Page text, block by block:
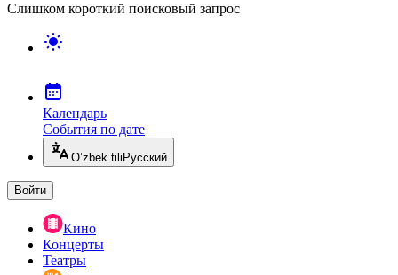
Слишком короткий поисковый запрос
Календарь
События по дате
O’zbek tili Русский
Войти
Кино
Концерты
Театры